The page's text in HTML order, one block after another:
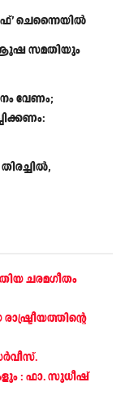
ചെന്നൈയിൽ
സമതിയും
വേണം;
ചരമഗീതം
: ഫാ. സുധീഷ്